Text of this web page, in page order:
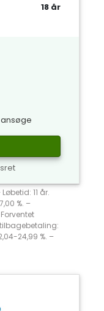
18 år
11 år.
%. –
24,99 %. –